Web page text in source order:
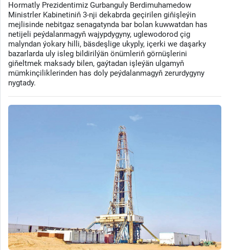
Hormatly Prezidentimiz Gurbanguly Berdimuhamedow
Ministrler Kabinetiniň 3-nji dekabrda geçirilen giňişleýin
mejlisinde nebitgaz senagatynda bar bolan kuwwatdan has
netijeli peýdalanmagyň wajypdygyny, uglewodorod çig
malyndan ýokary hilli, bäsdeşlige ukyply, içerki we daşarky
bazarlarda uly isleg bildirilýän önümleriň görnüşlerini
giňeltmek maksady bilen, gaýtadan işleýän ulgamyň
mümkinçiliklerinden has doly peýdalanmagyň zerurdygyny
nygtady.